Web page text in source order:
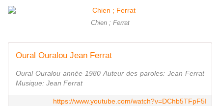
Chien ; Ferrat
Oural Ouralou Jean Ferrat
Oural Ouralou année 1980 Auteur des paroles: Jean Ferrat
Musique: Jean Ferrat
https://www.youtube.com/watch?v=DChb5TFpF5I